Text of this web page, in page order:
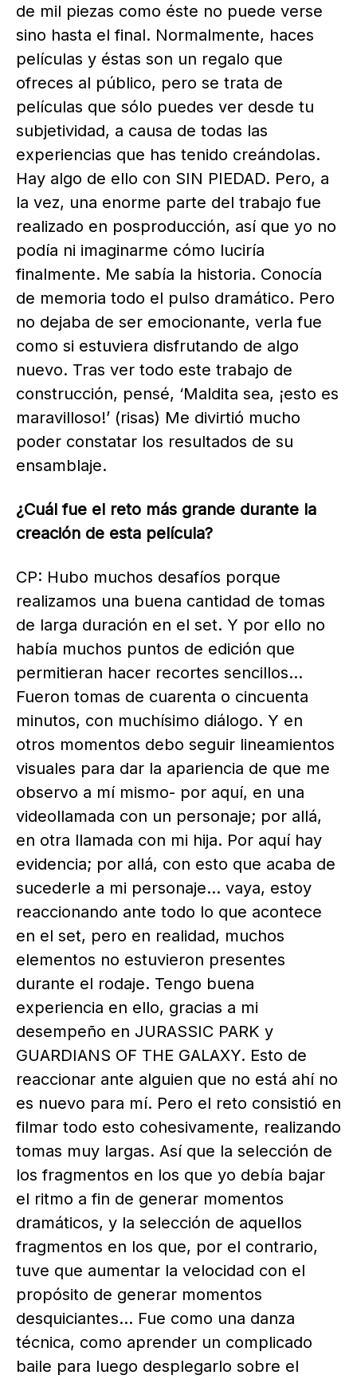
de mil piezas como éste no puede verse
sino hasta el final. Normalmente, haces
películas y éstas son un regalo que
ofreces al público, pero se trata de
películas que sólo puedes ver desde tu
subjetividad, a causa de todas las
experiencias que has tenido creándolas.
Hay algo de ello con SIN PIEDAD. Pero, a
la vez, una enorme parte del trabajo fue
realizado en posproducción, así que yo no
podía ni imaginarme cómo luciría
finalmente. Me sabía la historia. Conocía
de memoria todo el pulso dramático. Pero
no dejaba de ser emocionante, verla fue
como si estuviera disfrutando de algo
nuevo. Tras ver todo este trabajo de
construcción, pensé, ‘Maldita sea, ¡esto es
maravilloso!’ (risas) Me divirtió mucho
poder constatar los resultados de su
ensamblaje.
¿Cuál fue el reto más grande durante la
creación de esta película?
CP: Hubo muchos desafíos porque
realizamos una buena cantidad de tomas
de larga duración en el set. Y por ello no
había muchos puntos de edición que
permitieran hacer recortes sencillos…
Fueron tomas de cuarenta o cincuenta
minutos, con muchísimo diálogo. Y en
otros momentos debo seguir lineamientos
visuales para dar la apariencia de que me
observo a mí mismo- por aquí, en una
videollamada con un personaje; por allá,
en otra llamada con mi hija. Por aquí hay
evidencia; por allá, con esto que acaba de
sucederle a mi personaje… vaya, estoy
reaccionando ante todo lo que acontece
en el set, pero en realidad, muchos
elementos no estuvieron presentes
durante el rodaje. Tengo buena
experiencia en ello, gracias a mi
desempeño en JURASSIC PARK y
GUARDIANS OF THE GALAXY. Esto de
reaccionar ante alguien que no está ahí no
es nuevo para mí. Pero el reto consistió en
filmar todo esto cohesivamente, realizando
tomas muy largas. Así que la selección de
los fragmentos en los que yo debía bajar
el ritmo a fin de generar momentos
dramáticos, y la selección de aquellos
fragmentos en los que, por el contrario,
tuve que aumentar la velocidad con el
propósito de generar momentos
desquiciantes… Fue como una danza
técnica, como aprender un complicado
baile para luego desplegarlo sobre el